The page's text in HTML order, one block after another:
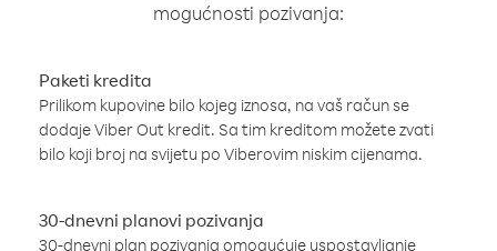
mogućnosti pozivanja:
Paketi kredita
Prilikom kupovine bilo kojeg iznosa, na vaš račun se
dodaje Viber Out kredit. Sa tim kreditom možete zvati
bilo koji broj na svijetu po Viberovim niskim cijenama.
30-dnevni planovi pozivanja
30-dnevni plan pozivanja omogućuje uspostavljanje